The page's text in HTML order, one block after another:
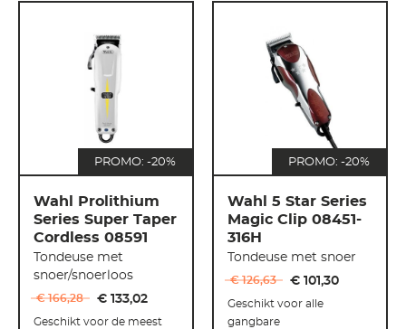
PROMO: -20%
Wahl Prolithium
Series Super Taper
Cordless 08591
Tondeuse met
snoer/snoerloos
€ 166,28 € 133,02
Geschikt voor de meest
PROMO: -20%
Wahl 5 Star Series
Magic Clip 08451-
316H
Tondeuse met snoer
€ 126,63 € 101,30
Geschikt voor alle
gangbare